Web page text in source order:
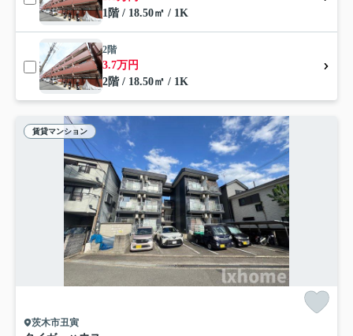
1階 / 18.50㎡ / 1K
2階
3.7万円
2階 / 18.50㎡ / 1K
賃貸マンション
茨木市丑寅